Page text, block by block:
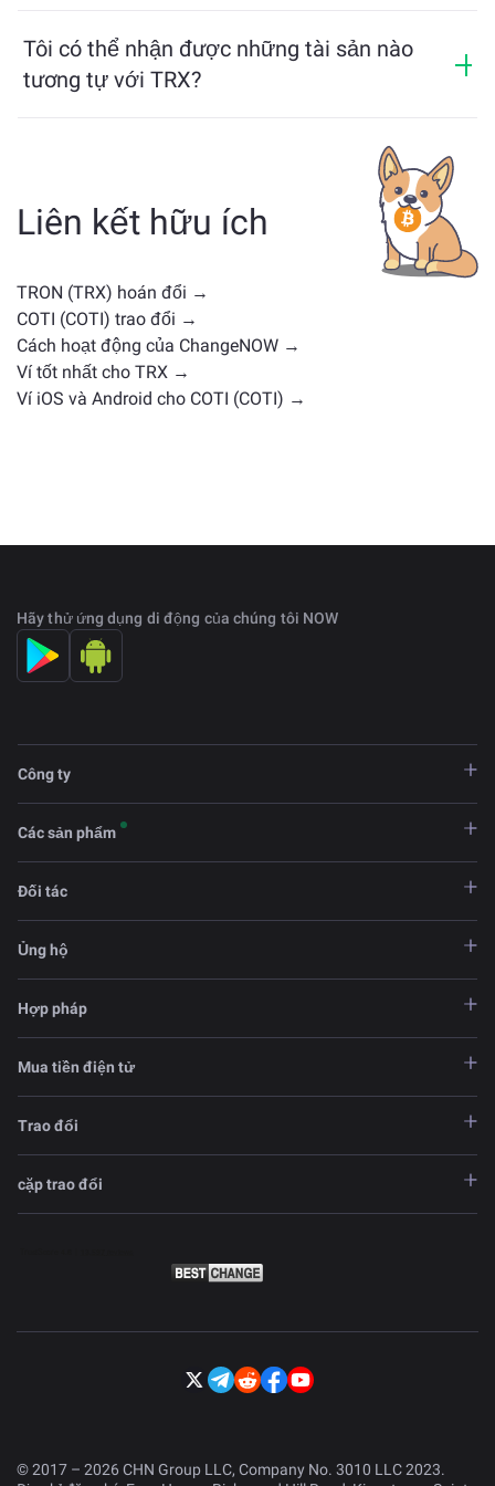
Tôi có thể nhận được những tài sản nào
tương tự với TRX?
có thể là stablecoin, token tiện ích, coin quản trị hoặc
loại khác. Các lựa chọn thay thế phổ biến bao gồm
các loại tiền điện tử khác với các trường hợp sử dụng
hoặc vị trí thị trường tương tự. Kiểm tra tất cả các tài
trang trao đổi chính.
Liên kết hữu ích
TRON (TRX) hoán đổi →
COTI (COTI) trao đổi →
Cách hoạt động của ChangeNOW →
Ví tốt nhất cho TRX →
Ví iOS và Android cho COTI (COTI) →
Hãy thử ứng dụng di động của chúng tôi NOW
Công ty
Các sản phẩm
Đối tác
Ủng hộ
Hợp pháp
Mua tiền điện tử
Trao đổi
cặp trao đổi
© 2017 – 2026 CHN Group LLC, Company No. 3010 LLC 2023.